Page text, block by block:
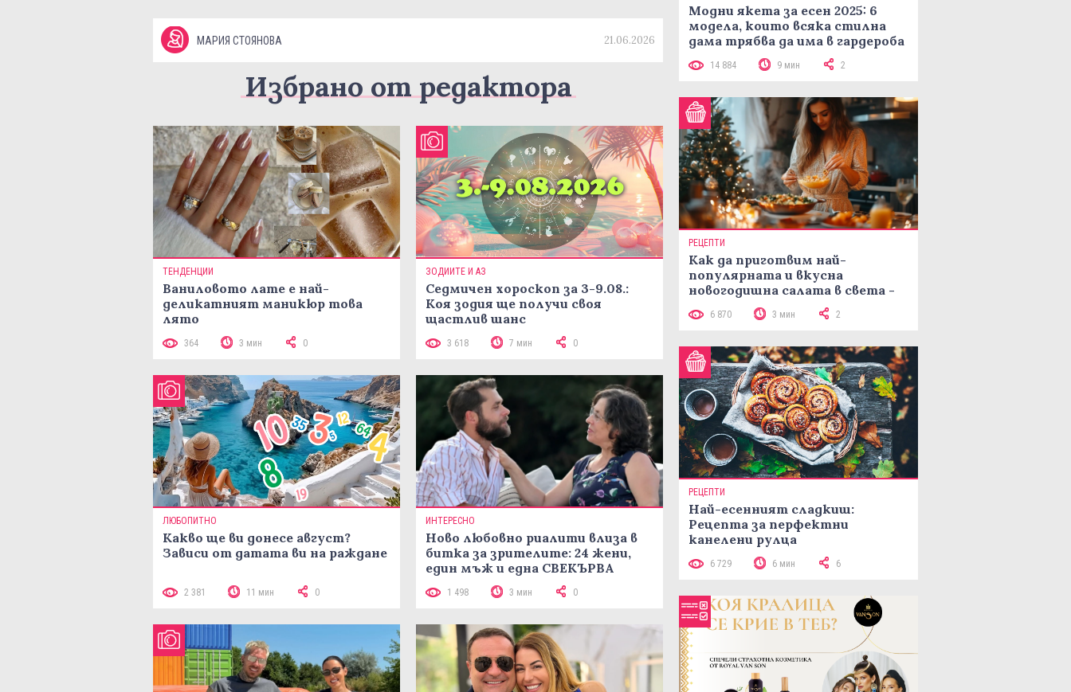
МАРИЯ СТОЯНОВА 21.06.2026
Избрано от редактора
ТЕНДЕНЦИИ
Ваниловото лате е най-
деликатният маникюр това
лято
364 3 мин 0
ЗОДИИТЕ И АЗ
Седмичен хороскоп за 3-9.08.:
Коя зодия ще получи своя
щастлив шанс
3 618 7 мин 0
ЛЮБОПИТНО
Какво ще ви донесе август?
Зависи от датата ви на ражданe
2 381 11 мин 0
ИНТЕРЕСНО
Ново любовно риалити влиза в
битка за зрителите: 24 жени,
един мъж и една СВЕКЪРВА
1 498 3 мин 0
Модни якета за есен 2025: 6
модела, които всяка стилна
дама трябва да има в гардероба
14 884 9 мин 2
РЕЦЕПТИ
Как да приготвим най-
популярната и вкусна
новогодишна салата в света -
рецепта Мимоза
6 870 3 мин 2
РЕЦЕПТИ
Най-есенният сладкиш:
Рецепта за перфектни
канелени рулца
6 729 6 мин 6